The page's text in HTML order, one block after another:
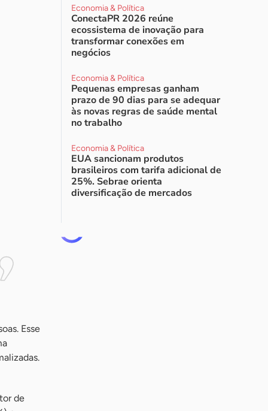
Esse
de
Economia & Política
ConectaPR 2026 reúne
ecossistema de inovação para
transformar conexões em
negócios
Economia & Política
Pequenas empresas ganham
prazo de 90 dias para se adequar
às novas regras de saúde mental
no trabalho
Economia & Política
EUA sancionam produtos
brasileiros com tarifa adicional de
25%. Sebrae orienta
diversificação de mercados